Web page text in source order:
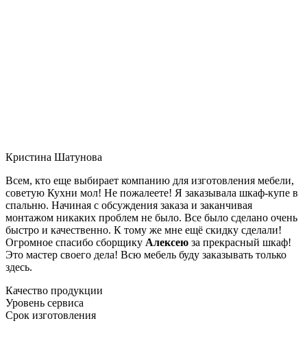
Кристина Шатунова
Всем, кто еще выбирает компанию для изготовления мебели,
советую Кухни мол! Не пожалеете! Я заказывала шкаф-купе в
спальню. Начиная с обсуждения заказа и заканчивая
монтажом никаких проблем не было. Все было сделано очень
быстро и качественно. К тому же мне ещё скидку сделали!
Огромное спасибо сборщику Алексею за прекрасный шкаф!
Это мастер своего дела! Всю мебель буду заказывать только
здесь.
Качество продукции
Уровень сервиса
Срок изготовления